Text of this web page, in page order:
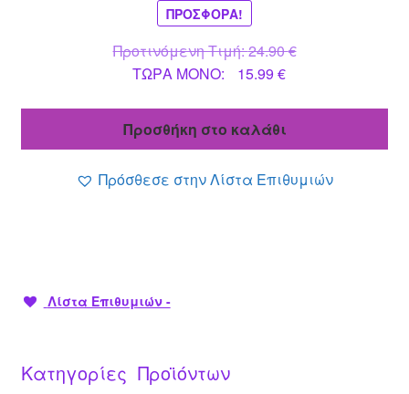
ΠΡΟΣΦΟΡΆ!
Προτινόμενη Τιμή:24.90€Original
ΤΩΡΑ MONO: 15.99 €Η
είναι:
Προσθήκη στο καλάθι
Πρόσθεσε στην Λίστα Επιθυμιών
Λίστα Επιθυμιών -
Κατηγορίες Προϊόντων